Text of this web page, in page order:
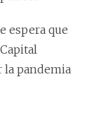
espera que
la pandemia